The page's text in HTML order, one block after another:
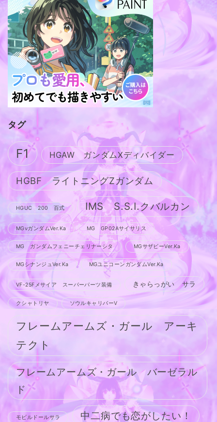
タグ
F1 HGAW ガンダムXディバイダー
HGBF ライトニングZガンダム
HGUC 200 百式 IMS S.S.I.クバルカン
MGνガンダムVer.Ka MG GP02Aサイサリス
MG ガンダムフェニーチェリナーシタ MGサザビーVer.Ka
MGシナンジュVer.Ka MGユニコーンガンダムVer.Ka
VF-25Fメサイア スーパーパーツ装備 きゃらっがい サラ
クシャトリヤ ソウルキャリバーV
フレームアームズ・ガール アーキ
テクト
フレームアームズ・ガール バーゼラル
ド
モビルドールサラ 中二病でも恋がしたい！